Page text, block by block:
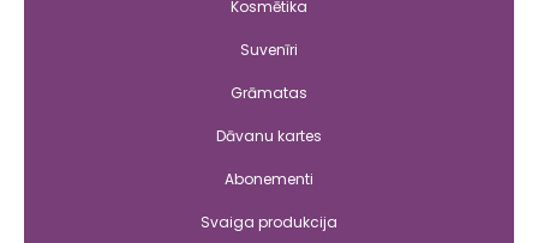
Kosmētika
Suvenīri
Grāmatas
Dāvanu kartes
Abonementi
Svaiga produkcija